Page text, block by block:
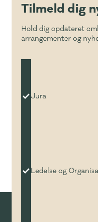
Tilmeld dig
Hold dig opdateret
arrangementer og
Jura
Ledelse og